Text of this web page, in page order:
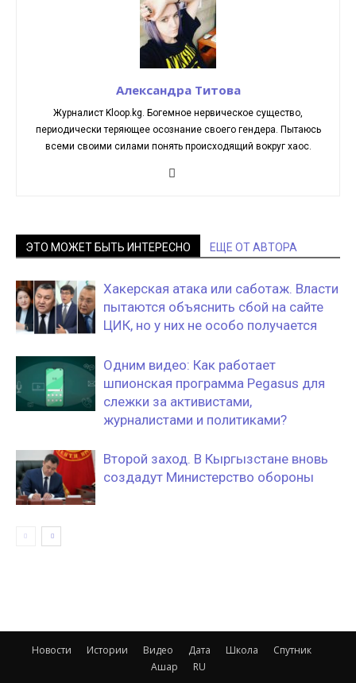
Александра Титова
Журналист Kloop.kg. Богемное нервическое существо,
периодически теряющее осознание своего гендера. Пытаюсь
всеми своими силами понять происходящий вокруг хаос.
ЭТО МОЖЕТ БЫТЬ ИНТЕРЕСНО ЕЩЕ ОТ АВТОРА
Хакерская атака или саботаж. Власти
пытаются объяснить сбой на сайте
ЦИК, но у них не особо получается
Одним видео: Как работает
шпионская программа Pegasus для
слежки за активистами,
журналистами и политиками?
Второй заход. В Кыргызстане вновь
создадут Министерство обороны
Новости Истории Видео Дата Школа
Спутник
Ашар
RU